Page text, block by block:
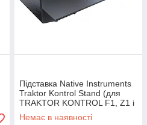
Підставка Native Instruments
Traktor Kontrol Stand (для
TRAKTOR KONTROL F1, Z1 і
X1)
Немає в наявності